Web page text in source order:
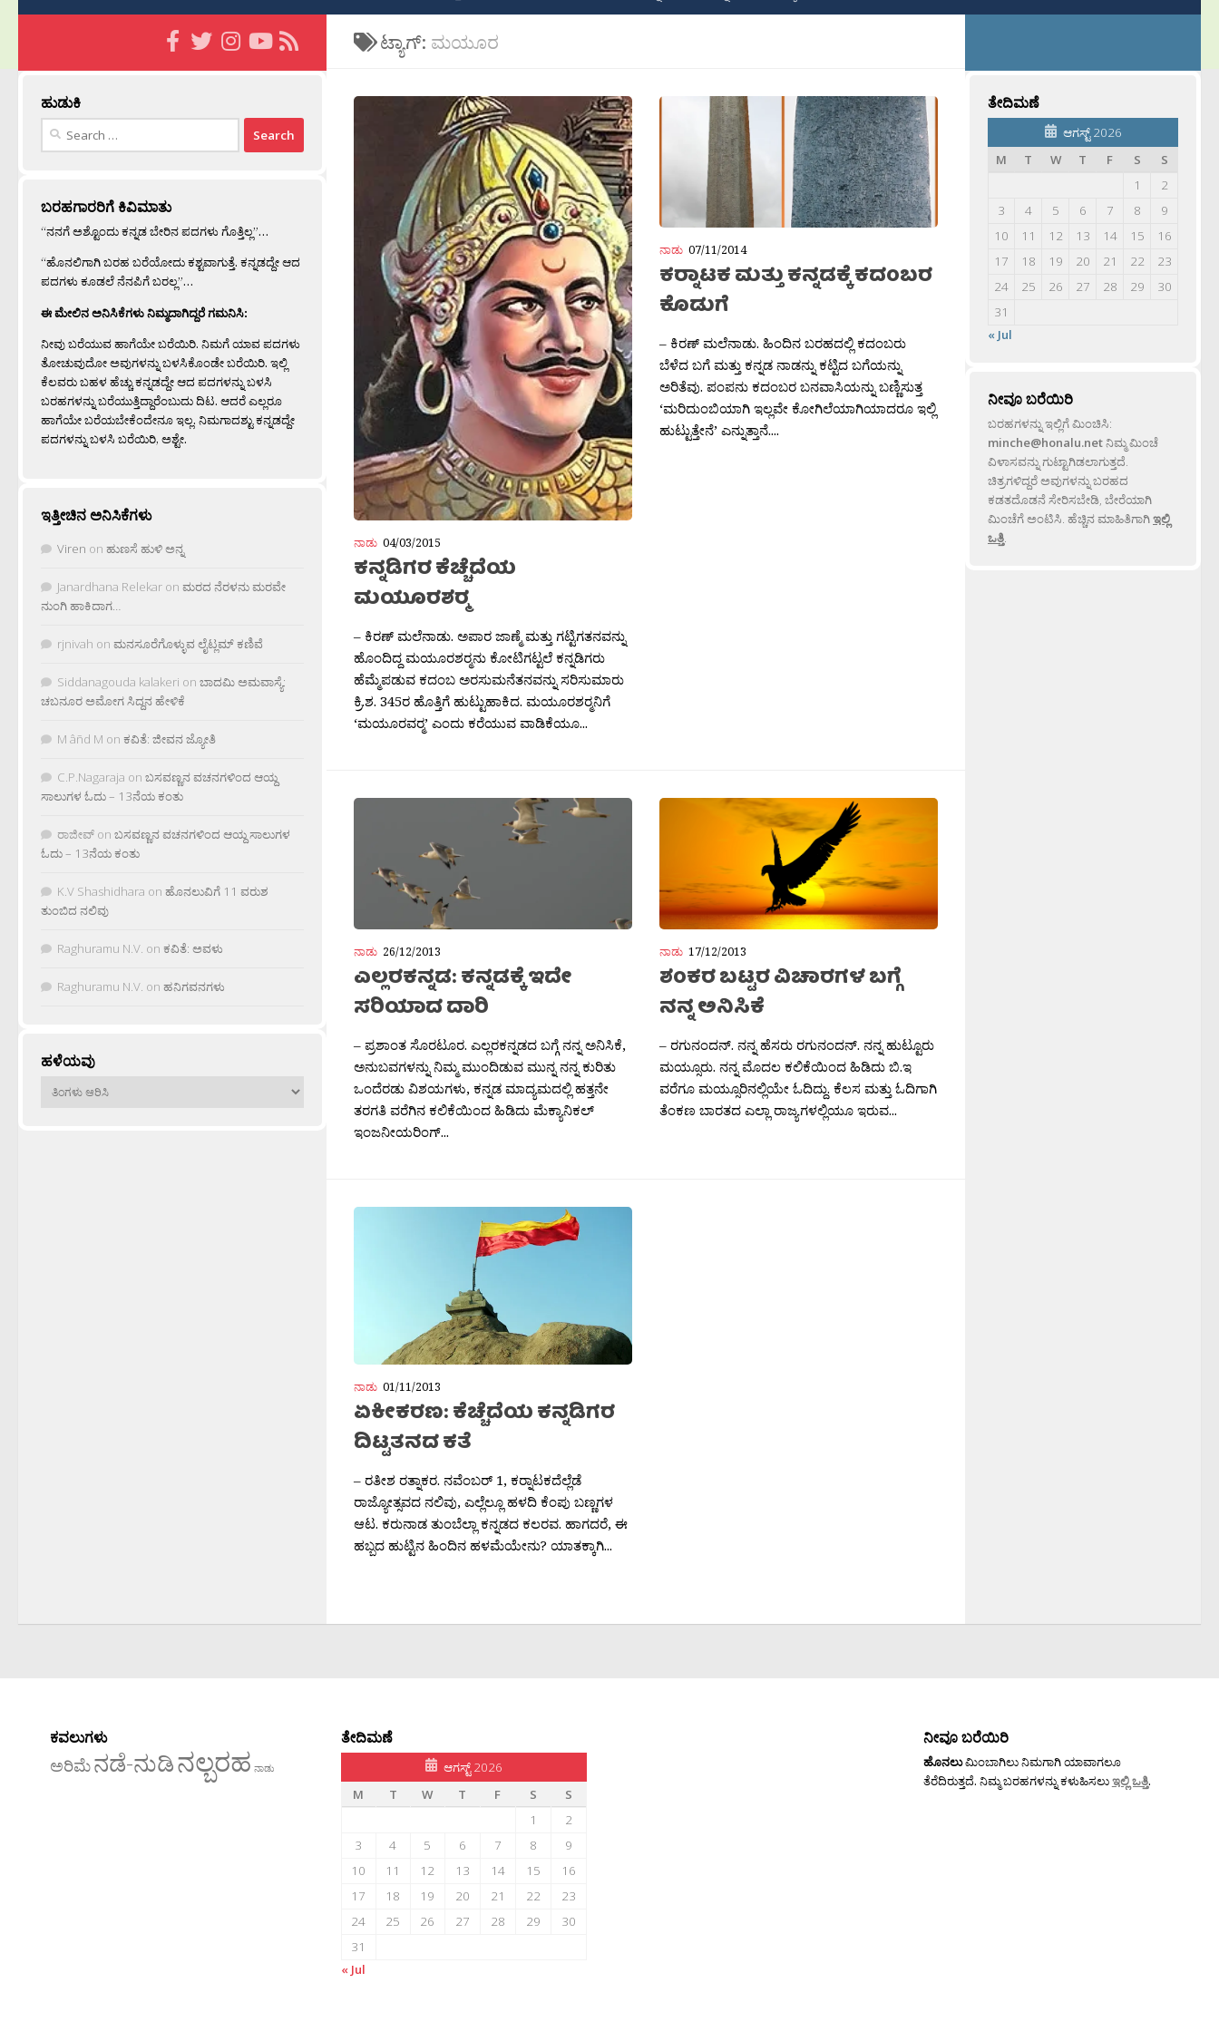
ಟ್ಯಾಗ್: ಮಯೂರ
ನಾಡು 04/03/2015
ಕನ್ನಡಿಗರ ಕೆಚ್ಚೆದೆಯ
ಮಯೂರಶರ‍್ಮ
– ಕಿರಣ್ ಮಲೆನಾಡು. ಅಪಾರ ಜಾಣ್ಮೆ ಮತ್ತು ಗಟ್ಟಿಗತನವನ್ನು
ಹೊಂದಿದ್ದ ಮಯೂರಶರ‍್ಮನು ಕೋಟಿಗಟ್ಟಲೆ ಕನ್ನಡಿಗರು
ಹೆಮ್ಮೆಪಡುವ ಕದಂಬ ಅರಸುಮನೆತನವನ್ನು ಸರಿಸುಮಾರು
ಕ್ರಿ.ಶ. 345ರ ಹೊತ್ತಿಗೆ ಹುಟ್ಟುಹಾಕಿದ. ಮಯೂರಶರ‍್ಮನಿಗೆ
‘ಮಯೂರವರ‍್ಮ’ ಎಂದು ಕರೆಯುವ ವಾಡಿಕೆಯೂ...
ನಾಡು 07/11/2014
ಕರ‍್ನಾಟಕ ಮತ್ತು ಕನ್ನಡಕ್ಕೆ ಕದಂಬರ
ಕೊಡುಗೆ
– ಕಿರಣ್ ಮಲೆನಾಡು. ಹಿಂದಿನ ಬರಹದಲ್ಲಿ ಕದಂಬರು
ಬೆಳೆದ ಬಗೆ ಮತ್ತು ಕನ್ನಡ ನಾಡನ್ನು ಕಟ್ಟಿದ ಬಗೆಯನ್ನು
ಅರಿತೆವು. ಪಂಪನು ಕದಂಬರ ಬನವಾಸಿಯನ್ನು ಬಣ್ಣಿಸುತ್ತ
‘ಮರಿದುಂಬಿಯಾಗಿ ಇಲ್ಲವೇ ಕೋಗಿಲೆಯಾಗಿಯಾದರೂ ಇಲ್ಲಿ
ಹುಟ್ಟುತ್ತೇನೆ’ ಎನ್ನುತ್ತಾನೆ....
ನಾಡು 26/12/2013
ಎಲ್ಲರಕನ್ನಡ: ಕನ್ನಡಕ್ಕೆ ಇದೇ
ಸರಿಯಾದ ದಾರಿ
– ಪ್ರಶಾಂತ ಸೊರಟೂರ. ಎಲ್ಲರಕನ್ನಡದ ಬಗ್ಗೆ ನನ್ನ ಅನಿಸಿಕೆ,
ಅನುಬವಗಳನ್ನು ನಿಮ್ಮ ಮುಂದಿಡುವ ಮುನ್ನ ನನ್ನ ಕುರಿತು
ಒಂದೆರಡು ವಿಶಯಗಳು, ಕನ್ನಡ ಮಾದ್ಯಮದಲ್ಲಿ ಹತ್ತನೇ
ತರಗತಿ ವರೆಗಿನ ಕಲಿಕೆಯಿಂದ ಹಿಡಿದು ಮೆಕ್ಯಾನಿಕಲ್
ಇಂಜನೀಯರಿಂಗ್‍...
ನಾಡು 17/12/2013
ಶಂಕರ ಬಟ್ಟರ ವಿಚಾರಗಳ ಬಗ್ಗೆ
ನನ್ನ ಅನಿಸಿಕೆ
– ರಗುನಂದನ್. ನನ್ನ ಹೆಸರು ರಗುನಂದನ್. ನನ್ನ ಹುಟ್ಟೂರು
ಮಯ್ಸೂರು. ನನ್ನ ಮೊದಲ ಕಲಿಕೆಯಿಂದ ಹಿಡಿದು ಬಿ.ಇ
ವರೆಗೂ ಮಯ್ಸೂರಿನಲ್ಲಿಯೇ ಓದಿದ್ದು. ಕೆಲಸ ಮತ್ತು ಓದಿಗಾಗಿ
ತೆಂಕಣ ಬಾರತದ ಎಲ್ಲಾ ರಾಜ್ಯಗಳಲ್ಲಿಯೂ ಇರುವ...
ನಾಡು 01/11/2013
ಏಕೀಕರಣ: ಕೆಚ್ಚೆದೆಯ ಕನ್ನಡಿಗರ
ದಿಟ್ಟತನದ ಕತೆ
– ರತೀಶ ರತ್ನಾಕರ. ನವೆಂಬರ್ 1, ಕರ‍್ನಾಟಕದೆಲ್ಲೆಡೆ
ರಾಜ್ಯೋತ್ಸವದ ನಲಿವು, ಎಲ್ಲೆಲ್ಲೂ ಹಳದಿ ಕೆಂಪು ಬಣ್ಣಗಳ
ಆಟ. ಕರುನಾಡ ತುಂಬೆಲ್ಲಾ ಕನ್ನಡದ ಕಲರವ. ಹಾಗದರೆ, ಈ
ಹಬ್ಬದ ಹುಟ್ಟಿನ ಹಿಂದಿನ ಹಳಮೆಯೇನು? ಯಾತಕ್ಕಾಗಿ...
ಹುಡುಕಿ
Search
ಬರಹಗಾರರಿಗೆ ಕಿವಿಮಾತು
“ನನಗೆ ಅಶ್ಟೊಂದು ಕನ್ನಡ ಬೇರಿನ ಪದಗಳು ಗೊತ್ತಿಲ್ಲ”…
“ಹೊನಲಿಗಾಗಿ ಬರಹ ಬರೆಯೋದು ಕಶ್ಟವಾಗುತ್ತೆ. ಕನ್ನಡದ್ದೇ ಆದ
ಪದಗಳು ಕೂಡಲೆ ನೆನಪಿಗೆ ಬರಲ್ಲ”…
ಈ ಮೇಲಿನ ಅನಿಸಿಕೆಗಳು ನಿಮ್ಮದಾಗಿದ್ದರೆ ಗಮನಿಸಿ:
ನೀವು ಬರೆಯುವ ಹಾಗೆಯೇ ಬರೆಯಿರಿ. ನಿಮಗೆ ಯಾವ ಪದಗಳು
ತೋಚುವುದೋ ಅವುಗಳನ್ನು ಬಳಸಿಕೊಂಡೇ ಬರೆಯಿರಿ. ಇಲ್ಲಿ
ಕೆಲವರು ಬಹಳ ಹೆಚ್ಚು ಕನ್ನಡದ್ದೇ ಆದ ಪದಗಳನ್ನು ಬಳಸಿ
ಬರಹಗಳನ್ನು ಬರೆಯುತ್ತಿದ್ದಾರೆಂಬುದು ದಿಟ. ಆದರೆ ಎಲ್ಲರೂ
ಹಾಗೆಯೇ ಬರೆಯಬೇಕೆಂದೇನೂ ಇಲ್ಲ. ನಿಮಗಾದಶ್ಟು ಕನ್ನಡದ್ದೇ
ಪದಗಳನ್ನು ಬಳಸಿ ಬರೆಯಿರಿ, ಅಶ್ಟೇ.
ಇತ್ತೀಚಿನ ಅನಿಸಿಕೆಗಳು
Viren on ಹುಣಸೆ ಹುಳಿ ಅನ್ನ
Janardhana Relekar on ಮರದ ನೆರಳನು ಮರವೇ
ನುಂಗಿ ಹಾಕಿದಾಗ…
rjnivah on ಮನಸೂರೆಗೊಳ್ಳುವ ಲೈಟ್ಲಮ್ ಕಣಿವೆ
Siddanagouda kalakeri on ಬಾದಮಿ ಅಮವಾಸ್ಯೆ:
ಚಬನೂರ ಅಮೋಗ ಸಿದ್ದನ ಹೇಳಿಕೆ
M âñd M on ಕವಿತೆ: ಜೀವನ ಜ್ಯೋತಿ
C.P.Nagaraja on ಬಸವಣ್ಣನ ವಚನಗಳಿಂದ ಆಯ್ದ
ಸಾಲುಗಳ ಓದು – 13ನೆಯ ಕಂತು
ರಾಜೀವ್ on ಬಸವಣ್ಣನ ವಚನಗಳಿಂದ ಆಯ್ದ ಸಾಲುಗಳ
ಓದು – 13ನೆಯ ಕಂತು
K.V Shashidhara on ಹೊನಲುವಿಗೆ 11 ವರುಶ
ತುಂಬಿದ ನಲಿವು
Raghuramu N.V. on ಕವಿತೆ: ಅವಳು
Raghuramu N.V. on ಹನಿಗವನಗಳು
ಹಳೆಯವು
ಹಳೆಯವು
ತೇದಿಮಣೆ
ಆಗಸ್ಟ್ 2026
M
T W T F S
S
1
2
3
4 5 6 7 8
9
10
11 12 13 14 15
16
17
18 19 20 21 22
23
24
25 26 27 28 29
30
31
« Jul
ನೀವೂ ಬರೆಯಿರಿ
ಬರಹಗಳನ್ನು ಇಲ್ಲಿಗೆ ಮಿಂಚಿಸಿ:
minche@honalu.netನಿಮ್ಮ ಮಿಂಚೆ
ವಿಳಾಸವನ್ನು ಗುಟ್ಟಾಗಿಡಲಾಗುತ್ತದೆ.
ಚಿತ್ರಗಳಿದ್ದರೆ ಅವುಗಳನ್ನು ಬರಹದ
ಕಡತದೊಡನೆ ಸೇರಿಸಬೇಡಿ, ಬೇರೆಯಾಗಿ
ಮಿಂಚೆಗೆ ಅಂಟಿಸಿ. ಹೆಚ್ಚಿನ ಮಾಹಿತಿಗಾಗಿಇಲ್ಲಿ
ಒತ್ತಿ.
ಕವಲುಗಳು
ಅರಿಮೆನಡೆ-ನುಡಿನಲ್ಬರಹ ನಾಡು
ತೇದಿಮಣೆ
ಆಗಸ್ಟ್ 2026
M
T W T F S
S
1
2
3
4 5 6 7 8
9
10
11 12 13 14 15
16
17
18 19 20 21 22
23
24
25 26 27 28 29
30
31
« Jul
ನೀವೂ ಬರೆಯಿರಿ
ಹೊನಲುಮಿಂಬಾಗಿಲು ನಿಮಗಾಗಿ ಯಾವಾಗಲೂ
ತೆರೆದಿರುತ್ತದೆ. ನಿಮ್ಮ ಬರಹಗಳನ್ನು ಕಳುಹಿಸಲುಇಲ್ಲಿ ಒತ್ತಿ.